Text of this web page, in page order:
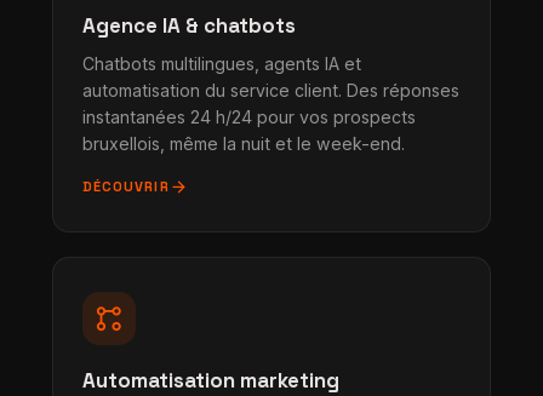
Agence IA & chatbots
Chatbots multilingues, agents IA et
automatisation du service client. Des réponses
instantanées 24 h/24 pour vos prospects
bruxellois, même la nuit et le week-end.
DÉCOUVRIR arrow_forward
linked_services
Automatisation marketing